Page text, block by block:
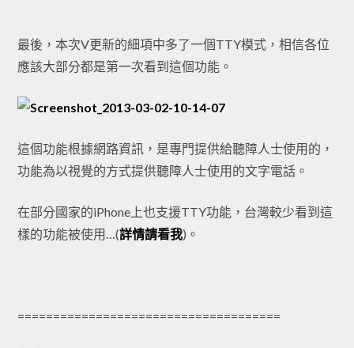
最後，本次V更新的細項中多了一個TTY模式，相信各位
應該大部分都是第一次看到這個功能。
這個功能根據網路資訊，是專門提供給聽障人士使用的，
功能為以視覺的方式提供聽障人士使用的文字電話。
在部分國家的iPhone上也支援TTY功能，台灣較少看到這
樣的功能被使用…(詳情請看我)。
=====================================